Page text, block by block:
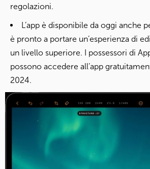
regolazioni.
L’app è disponibile da oggi anche
è pronto a portare un’esperienza di
un livello superiore. I possessori di
possono accedere all’app
2024.